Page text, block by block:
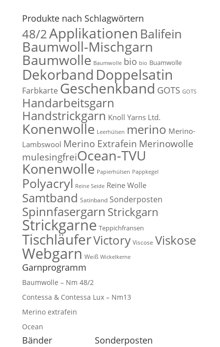
Produkte nach Schlagwörtern
48/2Applikationen Balifein
Baumwoll-Mischgarn
Baumwolle Baumwolle bio bio Buamwolle
Dekorband Doppelsatin
Farbkarte Geschenkband GOTS GOTS
Handarbeitsgarn
Handstrickgarn Knoll Yarns Ltd.
Konenwolle Leerhülsen merino Merino-
Lambswool Merino Extrafein Merinowolle
mulesingfrei​Ocean-TVU
Konenwolle Papierhülsen Pappkegel
Polyacryl Reine Seide Reine Wolle
Samtband Satinband Sonderposten
Spinnfasergarn Strickgarn
Strickgarne Teppichfransen
TischläuferVictory Viscose Viskose
Webgarn Weiß Wickelkerne
Garnprogramm
Baumwolle – Nm 48/2
Contessa & Contessa Lux – Nm13
Merino extrafein
Ocean
Bänder Sonderposten